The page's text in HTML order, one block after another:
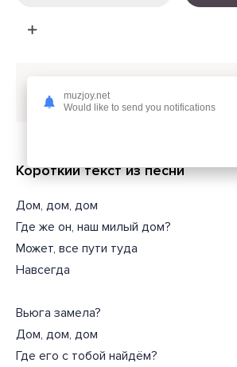
бесплатно
Короткий текст из песни
Дом, дом, дом
Где же он, наш милый дом?
Может, все пути туда
Навсегда
Вьюга замела?
Дом, дом, дом
Где его с тобой найдём?
muzjoy.net
Would like to send you notifications